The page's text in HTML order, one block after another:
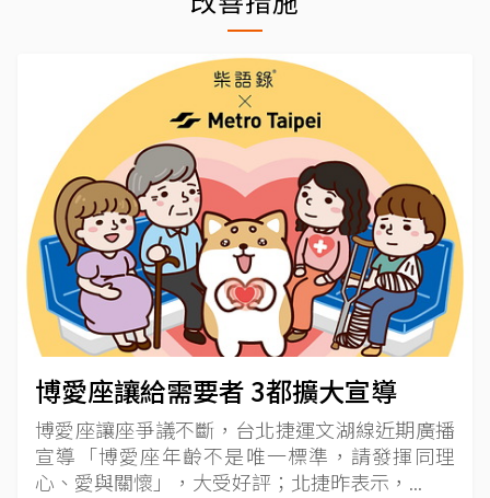
博愛座讓給需要者 3都擴大宣導
博愛座讓座爭議不斷，台北捷運文湖線近期廣播
宣導「博愛座年齡不是唯一標準，請發揮同理
心、愛與關懷」，大受好評；北捷昨表示，...